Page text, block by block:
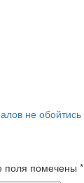
не обойтись
поля помечены *